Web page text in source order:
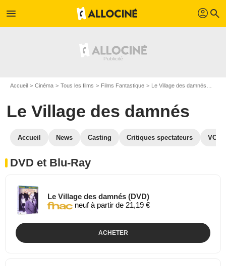
menu profil search
Accueil Cinéma Tous les films Films Fantastique Le Village des damnés
Le Village des damnés
Accueil News Casting Critiques spectateurs VOD
DVD et Blu-Ray
Le Village des damnés (DVD)
neuf à partir de 21,19 €
ACHETER